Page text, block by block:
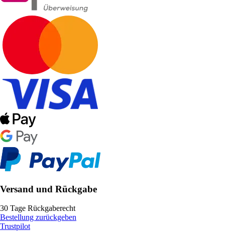
Versand und Rückgabe
30 Tage Rückgaberecht
Bestellung zurückgeben
Trustpilot